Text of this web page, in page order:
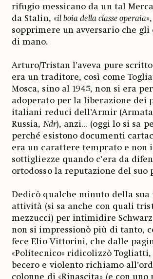
rifugio messicano da un tal
da Stalin, «il boia della classe operaia
sopprimere un avversario che gli
di mano.
Arturo/Tristan l’aveva pure
era un traditore, così come
Mosca, sino al 1945, non si era
adoperato per la liberazione dei
italiani reduci dell’Armir
Russia,Ndr), anzi... (oggi lo si sa
perché esistono documenti
era un carattere temprato e non
sottigliezze quando c’era da
ortodosso la reputazione del suo
Dedicò qualche minuto della sua
attività (si sa anche con quali
mezzucci) per intimidire
non si impressionò più di tanto,
fece Elio Vittorini, che dalle
«Politecnico» ridicolizzò
becero e violento richiamo
colonne di «Rinascita» (e con uno